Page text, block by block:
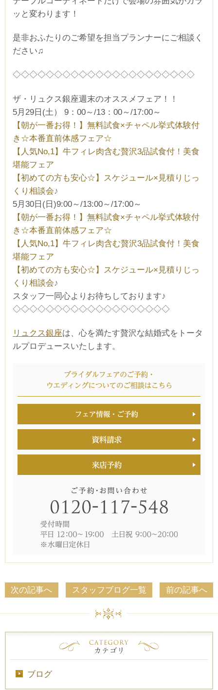
ッと変わります！
是非おふたりのご希望を担当プランナーにご相談く
ださい♫
◇◇◇◇◇◇◇◇◇◇◇◇◇◇◇◇◇◇◇◇◇◇
ザ・リュクス銀座週末のオススメフェア！！
5月29日(土） 9：00～/13：00～/17:00～
【朝が一番お得！】無料試食×チャペル挙式体験付
き☆本番直前体感フェア☆
【人気No,1】牛フィレ肉含む贅沢3品試食付！美食
堪能フェア
【初めての方も安心☆】スケジュール×見積りじっ
くり相談会♪
5月30日(日)9:00～/13:00～/17:00～
【朝が一番お得！】無料試食×チャペル挙式体験付
き☆本番直前体感フェア☆
【人気No,1】牛フィレ肉含む贅沢3品試食付！美食
堪能フェア
【初めての方も安心☆】スケジュール×見積りじっ
くり相談会♪
スタッフ一同心よりお待ちしております♪
◇◇◇◇◇◇◇◇◇◇◇◇◇◇◇◇◇◇◇
リュクス銀座は、心を満たす贅沢な結婚式をトータ
ルプロデュースいたします。
スタッフブログ一覧
次の記事へ 前の記事へ
ブログ